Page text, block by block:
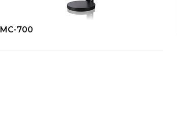
MC-700